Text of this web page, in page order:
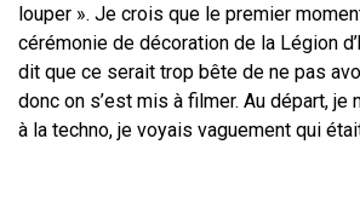
louper ». Je crois que le premier
cérémonie de décoration de la Légion
dit que ce serait trop bête de ne pas
donc on s’est mis à filmer. Au départ, je
à la techno, je voyais vaguement qui